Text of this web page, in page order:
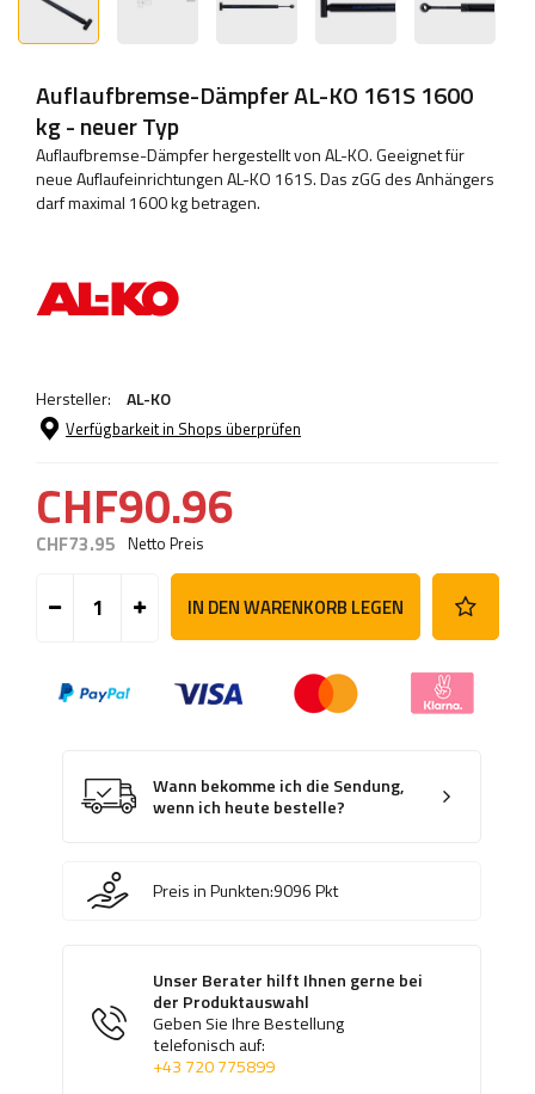
Auflaufbremse-Dämpfer AL-KO 161S 1600
kg - neuer Typ
Auflaufbremse-Dämpfer hergestellt von AL-KO. Geeignet für
neue Auflaufeinrichtungen AL-KO 161S. Das zGG des Anhängers
darf maximal 1600 kg betragen.
Hersteller: AL-KO
Verfügbarkeit in Shops überprüfen
CHF90.96
CHF73.95 Netto Preis
IN DEN WARENKORB LEGEN
Wann bekomme ich die Sendung,
wenn ich heute bestelle?
Preis in Punkten:9096Pkt
Unser Berater hilft Ihnen gerne bei
der Produktauswahl
Geben Sie Ihre Bestellung
telefonisch auf:
+43 720 775899